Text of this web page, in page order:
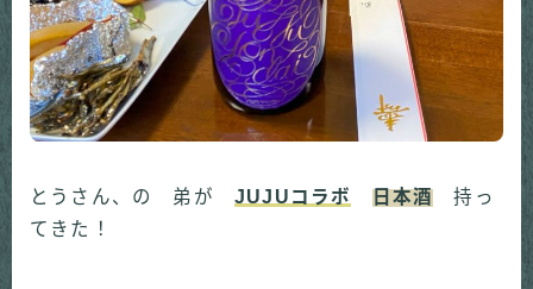
とうさん、の 弟が JUJUコラボ 日本酒
持っ
てきた！